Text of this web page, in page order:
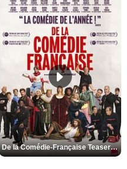
De la Comédie-Française Teaser VF